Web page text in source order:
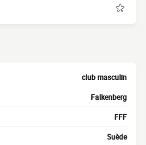
club masculin
Falkenberg
FFF
Suède